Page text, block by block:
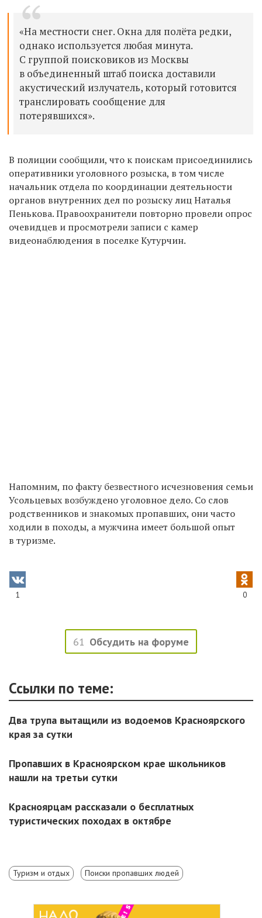
«На местности снег. Окна для полёта редки,
однако используется любая минута.
С группой поисковиков из Москвы
в объединенный штаб поиска доставили
акустический излучатель, который готовится
транслировать сообщение для
потерявшихся».
В полиции сообщили, что к поискам присоединились
оперативники уголовного розыска, в том числе
начальник отдела по координации деятельности
органов внутренних дел по розыску лиц Наталья
Пенькова. Правоохранители повторно провели опрос
очевидцев и просмотрели записи с камер
видеонаблюдения в поселке Кутурчин.
Напомним, по факту безвестного исчезновения семьи
Усольцевых возбуждено уголовное дело. Со слов
родственников и знакомых пропавших, они часто
ходили в походы, а мужчина имеет большой опыт
в туризме.
1 0
61 Обсудить на форуме
Ссылки по теме:
Два трупа вытащили из водоемов Красноярского
края за сутки
Пропавших в Красноярском крае школьников
нашли на третьи сутки
Красноярцам рассказали о бесплатных
туристических походах в октябре
Туризм и отдых Поиски пропавших людей